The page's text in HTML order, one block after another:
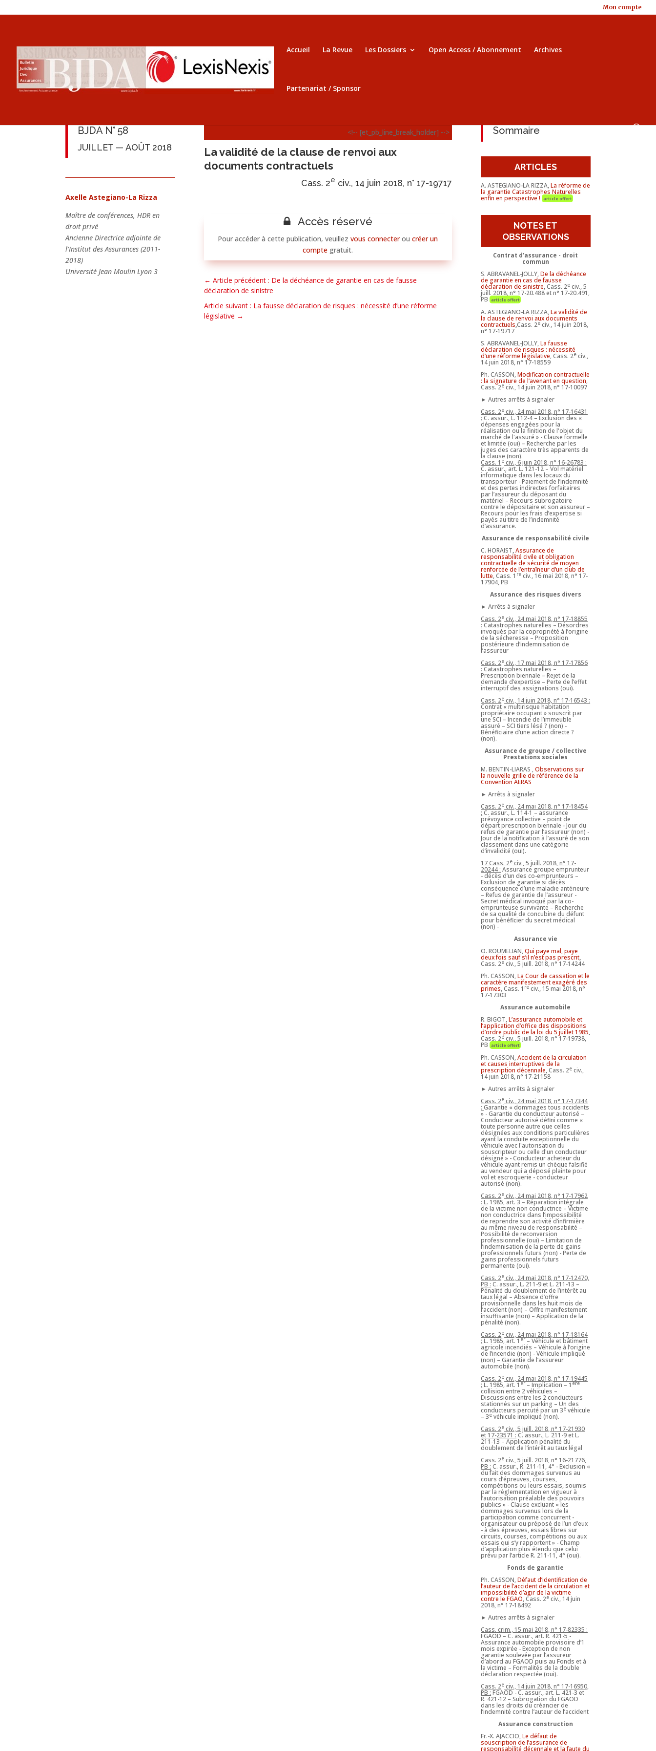
Mon compte
Accueil La Revue Les Dossiers Open Access / Abonnement Archives
Partenariat / Sponsor
BJDA N° 58
JUILLET — AOÛT 2018
Axelle Astegiano-La Rizza
Maître de conférences, HDR en
droit privé
Ancienne Directrice adjointe de
l’Institut des Assurances (2011-
2018)
Université Jean Moulin Lyon 3
<!-- [et_pb_line_break_holder] -->
La validité de la clause de renvoi aux
documents contractuels
Cass. 2e civ., 14 juin 2018, n° 17-19717
Accès réservé
Pour accéder à cette publication, veuillezvous connecteroucréer un
compte gratuit.
← Article précédent : De la déchéance de garantie en cas de fausse
déclaration de sinistre
Article suivant : La fausse déclaration de risques : nécessité d’une réforme
législative →
Sommaire
ARTICLES
A. ASTEGIANO-LA RIZZA,La réforme de
la garantie Catastrophes Naturelles
enfin en perspective ! article offert
NOTES ET
OBSERVATIONS
Contrat d’assurance - droit
commun
S. ABRAVANEL-JOLLY,De la déchéance
de garantie en cas de fausse
déclaration de sinistre, Cass. 2e civ., 5
juill. 2018, n° 17-20.488 et n° 17-20.491,
PB article offert
A. ASTEGIANO-LA RIZZA,La validité de
la clause de renvoi aux documents
contractuels,Cass. 2e civ., 14 juin 2018,
n° 17-19717
S. ABRAVANEL-JOLLY,La fausse
déclaration de risques : nécessité
d’une réforme législative, Cass. 2e civ.,
14 juin 2018, n° 17-18559
Ph. CASSON,Modification contractuelle
: la signature de l’avenant en question,
Cass. 2e civ., 14 juin 2018, n° 17-10097
► Autres arrêts à signaler
Cass. 2e civ., 24 mai 2018, n° 17-16431
: C. assur., L. 112-4 – Exclusion des «
dépenses engagées pour la
réalisation ou la finition de l'objet du
marché de l'assuré » - Clause formelle
et limitée (oui) – Recherche par les
juges des caractère très apparents de
la clause (non).
Cass. 1 e civ., 6 juin 2018, n° 16-26783 :
C. assur., art. L. 121-12 – Vol matériel
informatique dans les locaux du
transporteur - Paiement de l’indemnité
et des pertes indirectes forfaitaires
par l’assureur du déposant du
matériel – Recours subrogatoire
contre le dépositaire et son assureur –
Recours pour les frais d’expertise si
payés au titre de l’indemnité
d’assurance.
Assurance de responsabilité civile
C. HORAIST,Assurance de
responsabilité civile et obligation
contractuelle de sécurité de moyen
renforcée de l’entraîneur d’un club de
lutte, Cass. 1 re civ., 16 mai 2018, n° 17-
17904, PB
Assurance des risques divers
► Arrêts à signaler
Cass. 2e civ., 24 mai 2018, n° 17-18855
: Catastrophes naturelles – Désordres
invoqués par la copropriété à l’origine
de la sécheresse – Proposition
postérieure d’indemnisation de
l’assureur
Cass. 2e civ., 17 mai 2018, n° 17-17856
: Catastrophes naturelles –
Prescription biennale – Rejet de la
demande d’expertise – Perte de l’effet
interruptif des assignations (oui).
Cass. 2e civ., 14 juin 2018, n° 17-16543 :
Contrat « multirisque habitation
propriétaire occupant » souscrit par
une SCI – Incendie de l’immeuble
assuré – SCI tiers lésé ? (non) -
Bénéficiaire d’une action directe ?
(non).
Assurance de groupe / collective
Prestations sociales
M. BENTIN-LIARAS ,Observations sur
la nouvelle grille de référence de la
Convention AERAS
► Arrêts à signaler
Cass. 2e civ., 24 mai 2018, n° 17-18454
: C. assur., L. 114-1 – assurance
prévoyance collective – point de
départ prescription biennale - Jour du
refus de garantie par l’assureur (non) -
Jour de la notification à l’assuré de son
classement dans une catégorie
d’invalidité (oui).
17 Cass. 2e civ., 5 juill. 2018, n° 17-
20244 : Assurance groupe emprunteur
- décès d’un des co-emprunteurs –
Exclusion de garantie si décès
conséquence d’une maladie antérieure
– Refus de garantie de l’assureur -
Secret médical invoqué par la co-
emprunteuse survivante – Recherche
de sa qualité de concubine du défunt
pour bénéficier du secret médical
(non) -
Assurance vie
O. ROUMELIAN,Qui paye mal, paye
deux fois sauf s’il n’est pas prescrit,
Cass. 2e civ., 5 juill. 2018, n° 17-14244
Ph. CASSON,La Cour de cassation et le
caractère manifestement exagéré des
primes, Cass. 1 re civ., 15 mai 2018, n°
17-17303
Assurance automobile
R. BIGOT,L’assurance automobile et
l’application d’office des dispositions
d’ordre public de la loi du 5 juillet 1985,
Cass. 2e civ., 5 juill. 2018, n° 17-19738,
PB article offert
Ph. CASSON,Accident de la circulation
et causes interruptives de la
prescription décennale,Cass. 2e civ.,
14 juin 2018, n° 17-21158
► Autres arrêts à signaler
Cass. 2e civ., 24 mai 2018, n° 17-17344
:Garantie « dommages tous accidents
» - Garantie du conducteur autorisé –
Conducteur autorisé défini comme «
toute personne autre que celles
désignées aux conditions particulières
ayant la conduite exceptionnelle du
véhicule avec l'autorisation du
souscripteur ou celle d'un conducteur
désigné » - Conducteur acheteur du
véhicule ayant remis un chèque falsifié
au vendeur qui a déposé plainte pour
vol et escroquerie - conducteur
autorisé (non).
Cass. 2e civ., 24 mai 2018, n° 17-17962
: L. 1985, art. 3 – Réparation intégrale
de la victime non conductrice – Victime
non conductrice dans l’impossibilité
de reprendre son activité d’infirmière
au même niveau de responsabilité –
Possibilité de reconversion
professionnelle (oui) – Limitation de
l’indemnisation de la perte de gains
professionnels futurs (non) - Perte de
gains professionnels futurs
permanente (oui).
Cass. 2e civ., 24 mai 2018, n° 17-12470,
PB : C. assur., L. 211-9 et L. 211-13 –
Pénalité du doublement de l’intérêt au
taux légal – Absence d’offre
provisionnelle dans les huit mois de
l’accident (non) – Offre manifestement
insuffisante (non) – Application de la
pénalité (non).
Cass. 2e civ., 24 mai 2018, n° 17-18164
: L. 1985, art. 1 er – Véhicule et bâtiment
agricole incendiés – Véhicule à l’origine
de l’incendie (non) - Véhicule impliqué
(non) – Garantie de l’assureur
automobile (non).
Cass. 2e civ., 24 mai 2018, n° 17-19445
: L. 1985, art. 1 er – Implication – 1 ère
collision entre 2 véhicules –
Discussions entre les 2 conducteurs
stationnés sur un parking – Un des
conducteurs percuté par un 3e véhicule
– 3e véhicule impliqué (non).
Cass. 2e civ., 5 juill. 2018, n° 17-21930
et 17-23571 : C. assur., L. 211-9 et L.
211-13 – Application pénalité du
doublement de l’intérêt au taux légal
Cass. 2e civ., 5 juill. 2018, n° 16-21776,
PB : C. assur., R. 211-11, 4° - Exclusion «
du fait des dommages survenus au
cours d’épreuves, courses,
compétitions ou leurs essais, soumis
par la réglementation en vigueur à
l’autorisation préalable des pouvoirs
publics » - Clause excluant « les
dommages survenus lors de la
participation comme concurrent -
organisateur ou préposé de l’un d’eux
- à des épreuves, essais libres sur
circuits, courses, compétitions ou aux
essais qui s’y rapportent » - Champ
d’application plus étendu que celui
prévu par l’article R. 211-11, 4° (oui).
Fonds de garantie
Ph. CASSON,Défaut d’identification de
l’auteur de l’accident de la circulation et
impossibilité d’agir de la victime
contre le FGAO, Cass. 2e civ., 14 juin
2018, n° 17-18492
► Autres arrêts à signaler
Cass. crim., 15 mai 2018, n° 17-82335 :
FGAOD – C. assur., art. R. 421-5 -
Assurance automobile provisoire d’1
mois expirée - Exception de non
garantie soulevée par l’assureur
d’abord au FGAOD puis au Fonds et à
la victime – Formalités de la double
déclaration respectée (oui).
Cass. 2e civ., 14 juin 2018, n° 17-16950,
PB : FGAOD - C. assur., art. L. 421-3 et
R. 421-12 – Subrogation du FGAOD
dans les droits du créancier de
l’indemnité contre l’auteur de l’accident
Assurance construction
Fr.-X. AJACCIO,Le défaut de
souscription de l’assurance de
responsabilité décennale et la faute du